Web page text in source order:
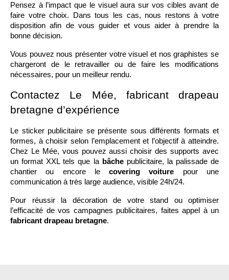
Pensez à l’impact que le visuel aura sur vos cibles avant de
faire votre choix. Dans tous les cas, nous restons à votre
disposition afin de vous guider et vous aider à prendre la
bonne décision.
Vous pouvez nous présenter votre visuel et nos graphistes se
chargeront de le retravailler ou de faire les modifications
nécessaires, pour un meilleur rendu.
Contactez Le Mée, fabricant drapeau
bretagne d’expérience
Le sticker publicitaire se présente sous différents formats et
formes, à choisir selon l’emplacement et l’objectif à atteindre.
Chez Le Mée, vous pouvez aussi choisir des supports avec
un format XXL tels que la bâche publicitaire, la palissade de
chantier ou encore le covering voiture pour une
communication à très large audience, visible 24h/24.
Pour réussir la décoration de votre stand ou optimiser
fabricant drapeau bretagne.